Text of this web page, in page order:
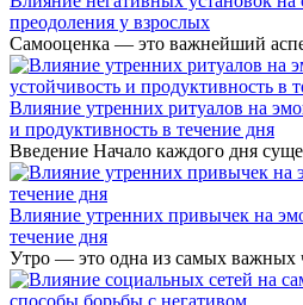
преодоления у взрослых
Самооценка — это важнейший
Влияние утренних ритуалов на
и продуктивность в течение дня
Введение Начало каждого дня
Влияние утренних привычек на
течение дня
Утро — это одна из самых важных